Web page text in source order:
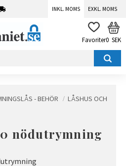
INKL. MOMS EXKL. MOMS
FAVORITER
0 SEK
- BEHÖR
LÅSHUS OCH
nödutrymning